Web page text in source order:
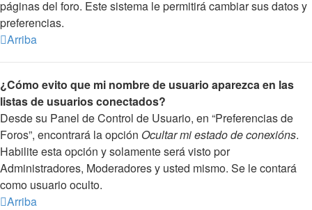
páginas del foro. Este sistema le permitirá cambiar sus datos y
preferencias.
Arriba
¿Cómo evito que mi nombre de usuario aparezca en las
listas de usuarios conectados?
Desde su Panel de Control de Usuario, en “Preferencias de
Foros”, encontrará la opción Ocultar mi estado de conexións.
Habilite esta opción y solamente será visto por
Administradores, Moderadores y usted mismo. Se le contará
como usuario oculto.
Arriba